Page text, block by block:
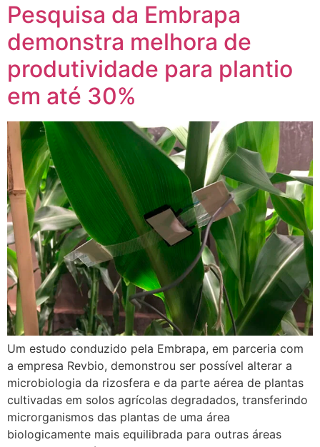
Pesquisa da Embrapa
demonstra melhora de
produtividade para plantio
em até 30%
Um estudo conduzido pela Embrapa, em parceria com
a empresa Revbio, demonstrou ser possível alterar a
microbiologia da rizosfera e da parte aérea de plantas
cultivadas em solos agrícolas degradados, transferindo
microrganismos das plantas de uma área
biologicamente mais equilibrada para outras áreas